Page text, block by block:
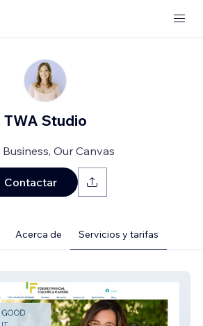
TWA Studio
Business, Our Canvas
Contactar
Acerca de Servicios y tarifas